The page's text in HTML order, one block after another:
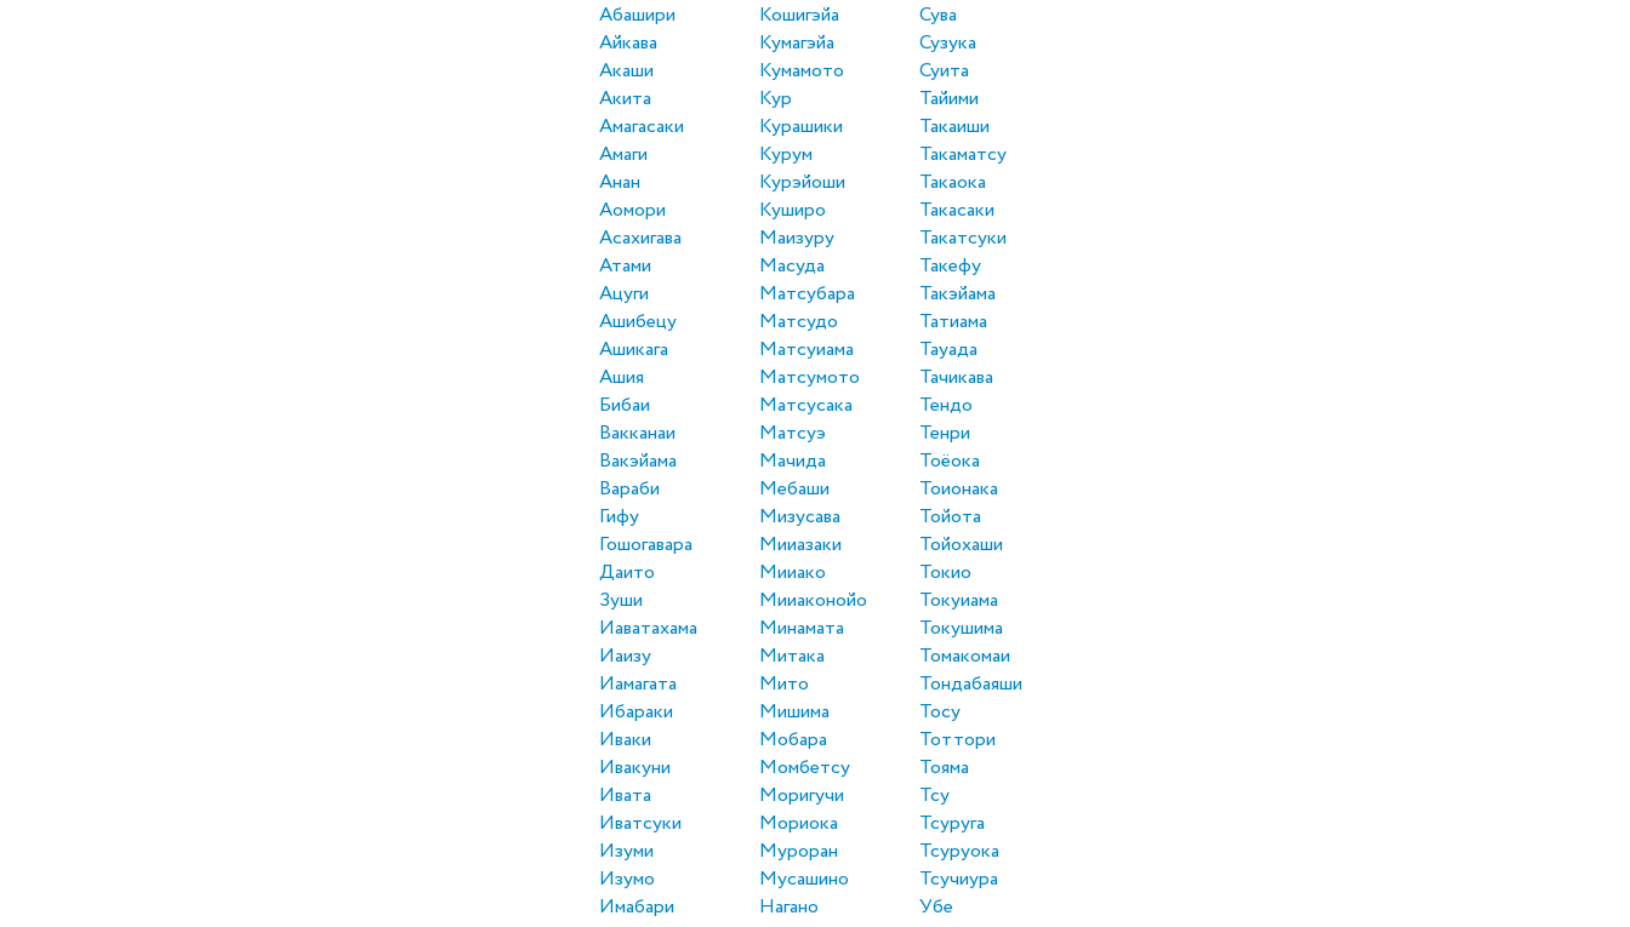
Абашири
Айкава
Акаши
Акита
Амагасаки
Амаги
Анан
Аомори
Асахигава
Атами
Ацуги
Ашибецу
Ашикага
Ашия
Бибаи
Вакканаи
Вакэйама
Вараби
Гифу
Гошогавара
Даито
Зуши
Иаватахама
Иаизу
Иамагата
Ибараки
Иваки
Ивакуни
Ивата
Иватсуки
Изуми
Изумо
Имабари
Кошигэйа
Кумагэйа
Кумамото
Кур
Курашики
Курум
Курэйоши
Куширо
Маизуру
Масуда
Матсубара
Матсудо
Матсуиама
Матсумото
Матсусака
Матсуэ
Мачида
Мебаши
Мизусава
Мииазаки
Мииако
Мииаконойо
Минамата
Митака
Мито
Мишима
Мобара
Момбетсу
Моригучи
Мориока
Муроран
Мусашино
Нагано
Сува
Сузука
Суита
Тайими
Такаиши
Такаматсу
Такаока
Такасаки
Такатсуки
Такефу
Такэйама
Татиама
Тауада
Тачикава
Тендо
Тенри
Тоёока
Тоионака
Тойота
Тойохаши
Токио
Токуиама
Токушима
Томакомаи
Тондабаяши
Тосу
Тоттори
Тояма
Тсу
Тсуруга
Тсуруока
Тсучиура
Убе